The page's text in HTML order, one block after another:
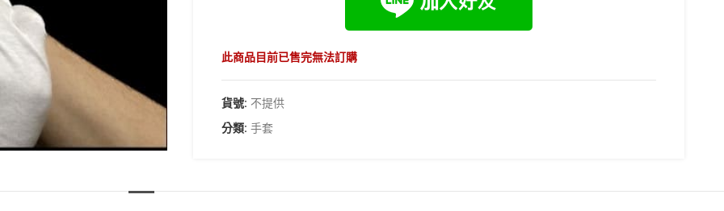
此商品目前已售完無法訂購
貨號: 不提供
分類: 手套